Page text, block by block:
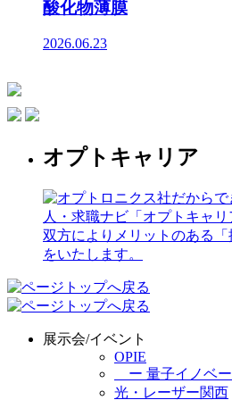
酸化物薄膜
2026.06.23
オプトキャリア
展示会/イベント
OPIE
ー 量子イノベ
光・レーザー関西